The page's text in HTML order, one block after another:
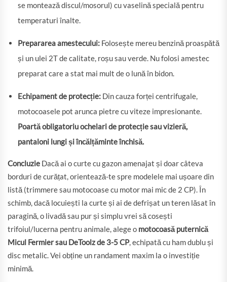
se montează discul/mosorul) cu vaselină specială pentru
temperaturi înalte.
Prepararea amestecului: Folosește mereu benzină proaspătă
și un ulei 2T de calitate, roșu sau verde. Nu folosi amestec
preparat care a stat mai mult de o lună în bidon.
Echipament de protecție: Din cauza forței centrifugale,
motocoasele pot arunca pietre cu viteze impresionante.
Poartă obligatoriu ochelari de protecție sau vizieră,
pantaloni lungi și încălțăminte închisă.
Concluzie Dacă ai o curte cu gazon amenajat și doar câteva
borduri de curățat, orientează-te spre modelele mai ușoare din
listă (trimmere sau motocoase cu motor mai mic de 2 CP). În
schimb, dacă locuiești la curte și ai de defrișat un teren lăsat în
paragină, o livadă sau pur și simplu vrei să cosești
trifoiul/lucerna pentru animale, alege o motocoasă puternică
Micul Fermier sau DeToolz de 3-5 CP, echipată cu ham dublu și
disc metalic. Vei obține un randament maxim la o investiție
minimă.